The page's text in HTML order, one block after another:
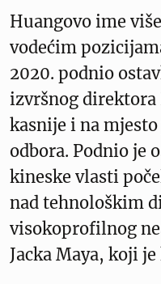
Huangovo ime
vodećim
2020. podnio
izvršnog direktora
kasnije i na
odbora. Podnio je
kineske vlasti
nad tehnološkim
visokoprofilnog
Jacka Maya, koji